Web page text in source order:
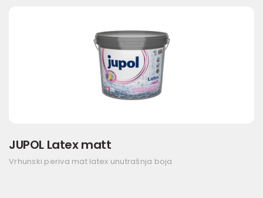
JUPOL Latex matt
Vrhunski periva mat latex unutrašnja boja